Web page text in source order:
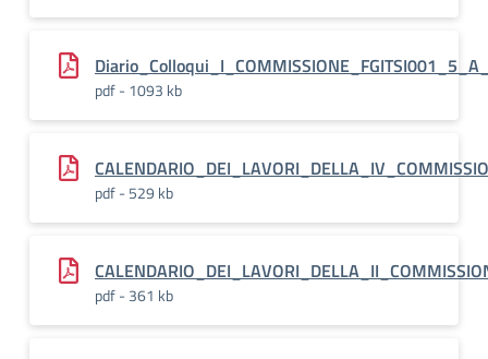
pdf - 1093 kb
pdf - 529 kb
pdf - 361 kb